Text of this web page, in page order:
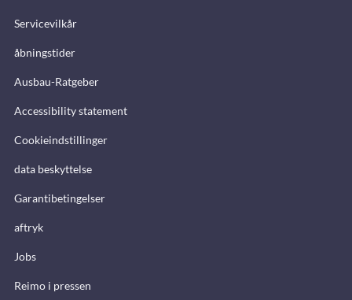
Servicevilkår
åbningstider
Ausbau-Ratgeber
Accessibility statement
Cookieindstillinger
data beskyttelse
Garantibetingelser
aftryk
Jobs
Reimo i pressen